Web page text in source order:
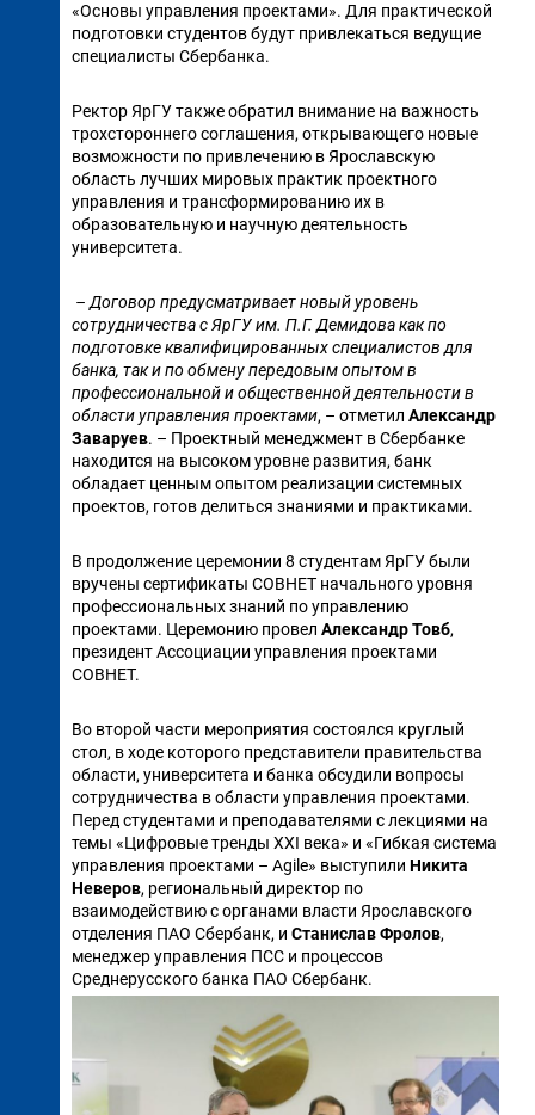
«Основы управления проектами». Для практической
подготовки студентов будут привлекаться ведущие
специалисты Сбербанка.
Ректор ЯрГУ также обратил внимание на важность
трохстороннего соглашения, открывающего новые
возможности по привлечению в Ярославскую
область лучших мировых практик проектного
управления и трансформированию их в
образовательную и научную деятельность
университета.
– Договор предусматривает новый уровень
сотрудничества с ЯрГУ им. П.Г. Демидова как по
подготовке квалифицированных специалистов для
банка, так и по обмену передовым опытом в
профессиональной и общественной деятельности в
области управления проектами, – отметил Александр
Заваруев. – Проектный менеджмент в Сбербанке
находится на высоком уровне развития, банк
обладает ценным опытом реализации системных
проектов, готов делиться знаниями и практиками.
В продолжение церемонии 8 студентам ЯрГУ были
вручены сертификаты СОВНЕТ начального уровня
профессиональных знаний по управлению
проектами. Церемонию провел Александр Товб,
президент Ассоциации управления проектами
СОВНЕТ.
Во второй части мероприятия состоялся круглый
стол, в ходе которого представители правительства
области, университета и банка обсудили вопросы
сотрудничества в области управления проектами.
Перед студентами и преподавателями с лекциями на
темы «Цифровые тренды XXI века» и «Гибкая система
управления проектами – Agile» выступили Никита
Неверов, региональный директор по
взаимодействию с органами власти Ярославского
отделения ПАО Сбербанк, и Станислав Фролов,
менеджер управления ПСС и процессов
Среднерусского банка ПАО Сбербанк.